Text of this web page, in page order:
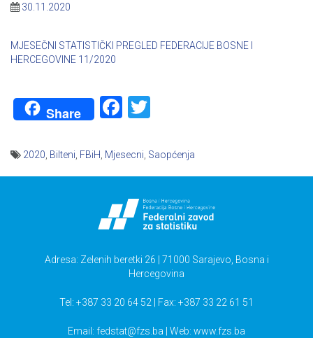
30.11.2020
MJESEČNI STATISTIČKI PREGLED FEDERACIJE BOSNE I
HERCEGOVINE 11/2020
Share Facebook
2020 Bilteni FBiH Mjesecni Saopćenja
Adresa: Zelenih beretki 26 | 71000 Sarajevo, Bosna i
Hercegovina
Tel: +387 33 20 64 52 | Fax: +387 33 22 61 51
Email: fedstat@fzs.ba | Web: www.fzs.ba